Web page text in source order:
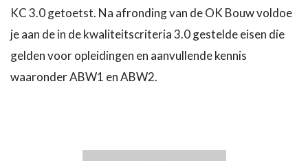
KC 3.0 getoetst. Na afronding van de OK Bouw voldoe
je aan de in de kwaliteitscriteria 3.0 gestelde eisen die
gelden voor opleidingen en aanvullende kennis
waaronder ABW1 en ABW2.